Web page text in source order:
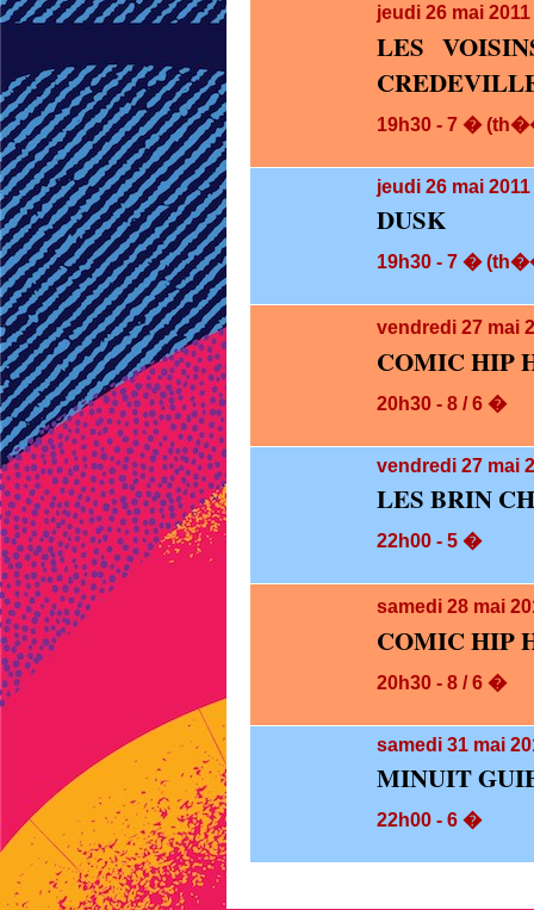
jeudi 26 mai
LES
19h30 - 7 �
jeudi 26 mai
DUSK
19h30 - 7 �
vendredi 27 mai
COMIC HIP
20h30 - 8 / 6 �
vendredi 27 mai
LES BRIN
22h00 - 5 �
samedi 28 mai
COMIC HIP
20h30 - 8 / 6 �
samedi 31 mai
MINUIT
22h00 - 6 �